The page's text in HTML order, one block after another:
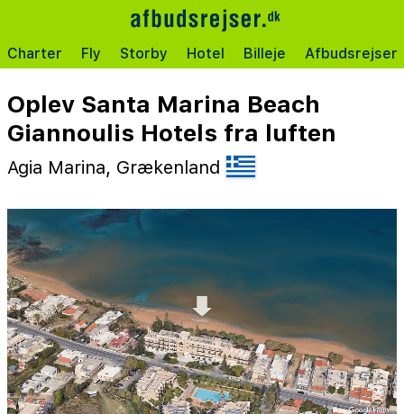
Charter Fly Storby Hotel Billeje Afbudsrejser
Oplev Santa Marina Beach
Giannoulis Hotels fra luften
Agia Marina, Grækenland